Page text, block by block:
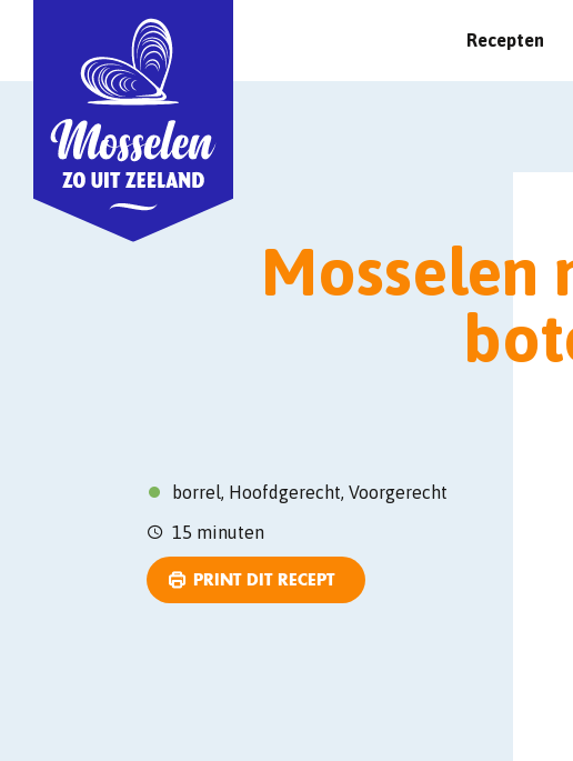
Recepten
Mosselen
borrel, Hoofdgerecht, Voorgerecht
15 minuten
PRINT DIT RECEPT